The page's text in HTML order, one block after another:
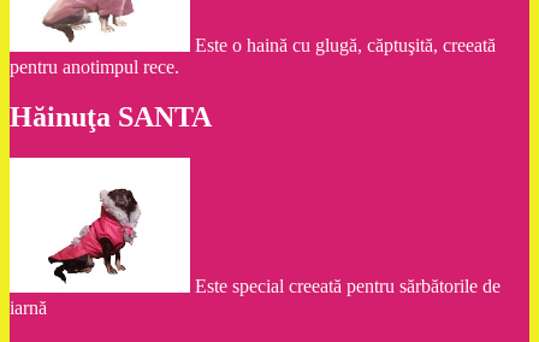
Este o haină cu glugă, căptuşită, creeată
pentru anotimpul rece.
Hăinuţa SANTA
Este special creeată pentru sărbătorile de
iarnă